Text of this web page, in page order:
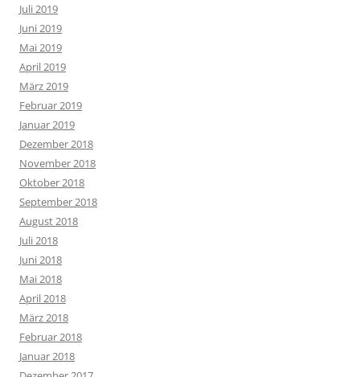
Juli 2019
Juni 2019
Mai 2019
April 2019
März 2019
Februar 2019
Januar 2019
Dezember 2018
November 2018
Oktober 2018
September 2018
August 2018
Juli 2018
Juni 2018
Mai 2018
April 2018
März 2018
Februar 2018
Januar 2018